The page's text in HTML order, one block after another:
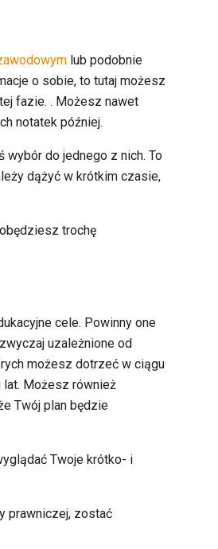
lub podobnie
o sobie, to tutaj możesz
fazie. . Możesz nawet
notatek później.
wybór do jednego z nich. To
dążyć w krótkim czasie,
trochę
cele. Powinny one
uzależnione od
możesz dotrzeć w ciągu
lat. Możesz również
Twój plan będzie
Twoje krótko- i
prawniczej, zostać